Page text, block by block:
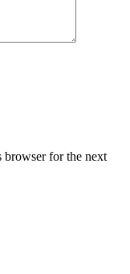
browser for the next